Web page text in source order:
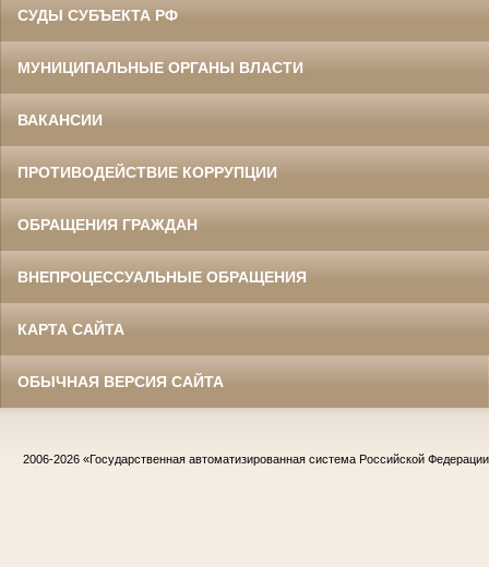
СУДЫ СУБЪЕКТА РФ
МУНИЦИПАЛЬНЫЕ ОРГАНЫ ВЛАСТИ
ВАКАНСИИ
ПРОТИВОДЕЙСТВИЕ КОРРУПЦИИ
ОБРАЩЕНИЯ ГРАЖДАН
ВНЕПРОЦЕССУАЛЬНЫЕ ОБРАЩЕНИЯ
КАРТА САЙТА
ОБЫЧНАЯ ВЕРСИЯ САЙТА
2006-2026 «Государственная автоматизированная система Российской